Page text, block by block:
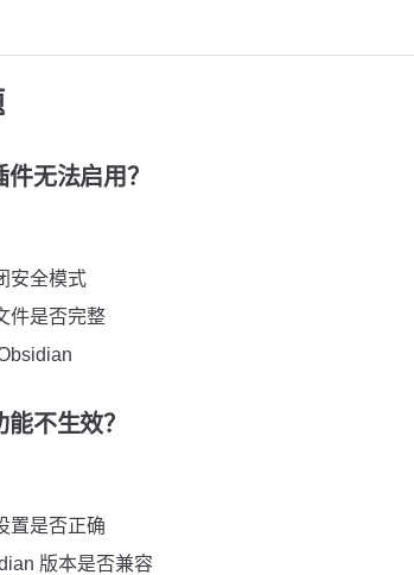
无法启用？
安全模式
件是否完整
不生效？
置是否正确
版本是否兼容